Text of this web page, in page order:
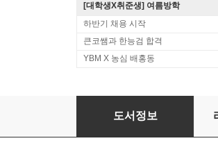
[대학생X취준생] 여름방학
하반기 채용 시작
큰코쌤과 한능검 합격
YBM X 농심 배홍동
ETS TOEIC Test LC 공식
도서정보